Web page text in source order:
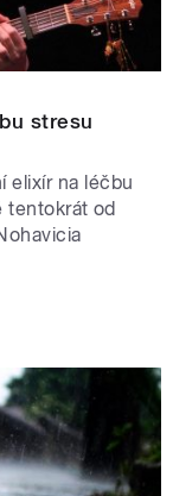
stresu
elixír na léčbu
tentokrát od